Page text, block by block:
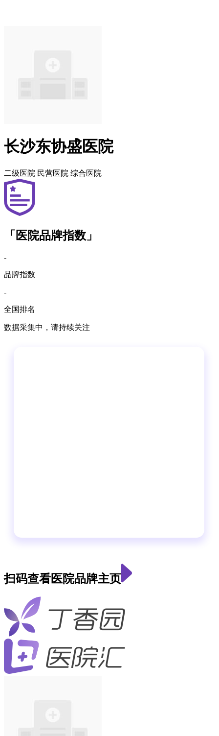
长沙东协盛医院
二级医院 民营医院 综合医院
「医院品牌指数」
-
品牌指数
-
全国排名
数据采集中，请持续关注
扫码查看医院品牌主页